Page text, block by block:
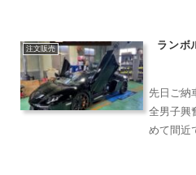
グレー
注文販売
ランボ
先日ご納
全男子興
めて間